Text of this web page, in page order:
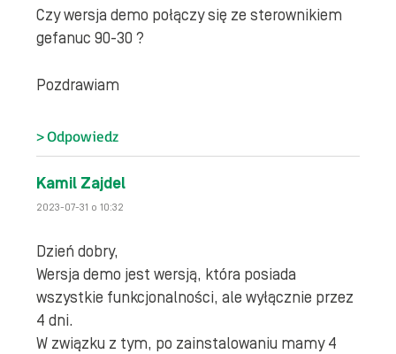
Czy wersja demo połączy się ze sterownikiem
gefanuc 90-30 ?
Pozdrawiam
Odpowiedz
Kamil Zajdel
2023-07-31 o 10:32
Dzień dobry,
Wersja demo jest wersją, która posiada
wszystkie funkcjonalności, ale wyłącznie przez
4 dni.
W związku z tym, po zainstalowaniu mamy 4